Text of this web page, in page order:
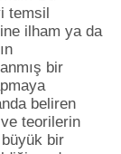
temsil
ilham ya da
bir
beliren
teorilerin
büyük bir